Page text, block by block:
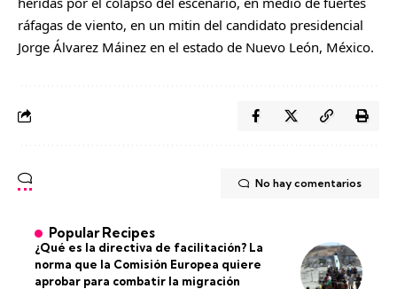
ráfagas de viento, en un mitin del candidato presidencial
Jorge Álvarez Máinez en el estado de Nuevo León, México.
No hay comentarios
Popular Recipes
¿Qué es la directiva de facilitación? La
norma que la Comisión Europea quiere
aprobar para combatir la migración